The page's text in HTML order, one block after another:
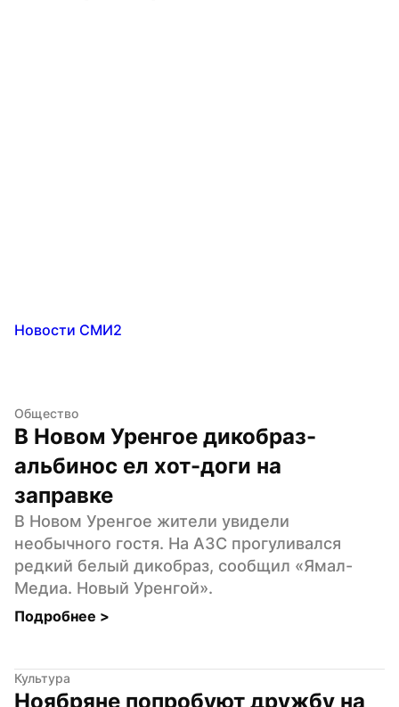
Новости СМИ2
Общество
В Новом Уренгое дикобраз-
альбинос ел хот-доги на
заправке
В Новом Уренгое жители увидели
необычного гостя. На АЗС прогуливался
редкий белый дикобраз, сообщил «Ямал-
Медиа. Новый Уренгой».
Подробнее >
Культура
Ноябряне попробуют дружбу на